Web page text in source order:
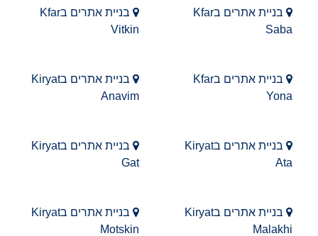
בניית אתרים בKfar
Saba
בניית אתרים בKfar
Vitkin
בניית אתרים בKfar
Yona
בניית אתרים בKiryat
Anavim
בניית אתרים בKiryat
Ata
בניית אתרים בKiryat
Gat
בניית אתרים בKiryat
Malakhi
בניית אתרים בKiryat
Motskin